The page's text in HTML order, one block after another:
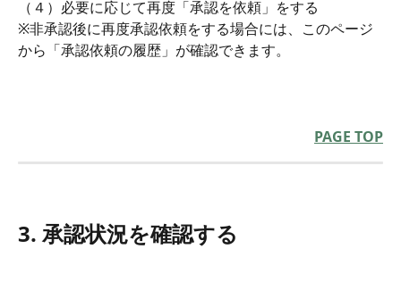
（４）必要に応じて再度「承認を依頼」をする
※非承認後に再度承認依頼をする場合には、このページ
から「承認依頼の履歴」が確認できます。
PAGE TOP
3. 承認状況を確認する